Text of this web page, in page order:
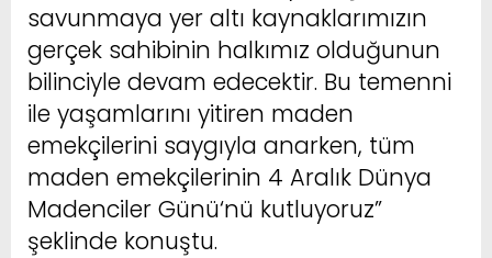
savunmaya yer altı kaynaklarımızın
gerçek sahibinin halkımız olduğunun
bilinciyle devam edecektir. Bu temenni
ile yaşamlarını yitiren maden
emekçilerini saygıyla anarken, tüm
maden emekçilerinin 4 Aralık Dünya
Madenciler Günü‘nü kutluyoruz”
şeklinde konuştu.